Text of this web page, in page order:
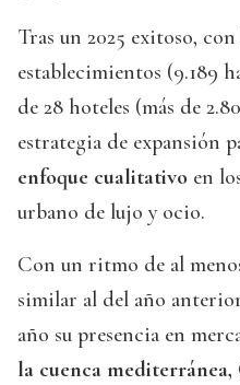
Tras un 2025 exitoso,
establecimientos (9.189
de 28 hoteles (más de
estrategia de expansión
enfoque cualitativo en
urbano de lujo y ocio.
Con un ritmo de al
similar al del año
año su presencia en
la cuenca